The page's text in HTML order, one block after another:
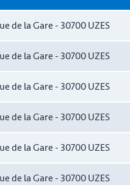
de la Gare - 30700 UZES
de la Gare - 30700 UZES
de la Gare - 30700 UZES
de la Gare - 30700 UZES
de la Gare - 30700 UZES
de la Gare - 30700 UZES